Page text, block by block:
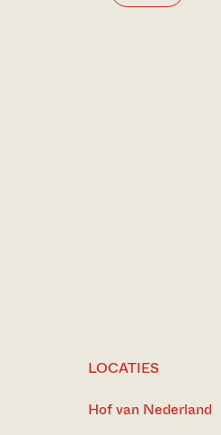
LOCATIES
Hof van Nederland